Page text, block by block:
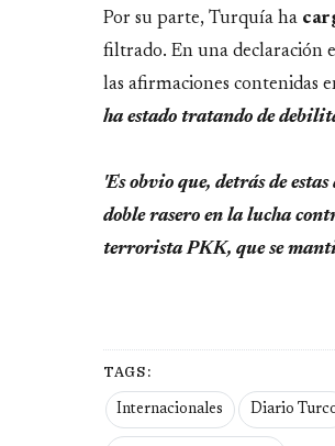
Por su parte, Turquía ha
filtrado. En una declaración
las afirmaciones contenidas
ha estado tratando de
'Es obvio que, detrás de
doble rasero en la lucha
terrorista PKK, que se
TAGS:
Internacionales Diario